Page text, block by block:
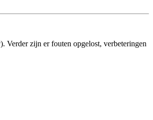
zijn er fouten opgelost, verbeteringen